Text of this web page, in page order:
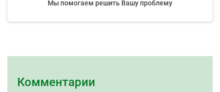
Мы помогаем решить Вашу проблему
Комментарии